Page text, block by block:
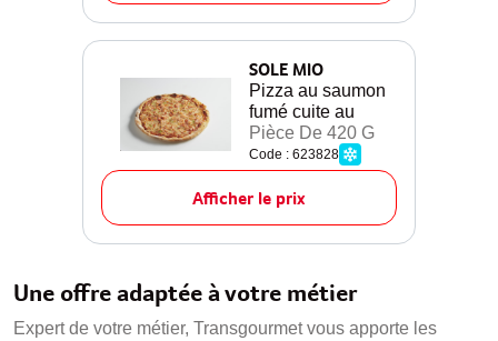
SOLE MIO
Pizza au saumon
fumé cuite au
Pièce De 420 G
Code : 623828
Afficher le prix
Une offre adaptée à votre métier
Expert de votre métier, Transgourmet vous apporte les